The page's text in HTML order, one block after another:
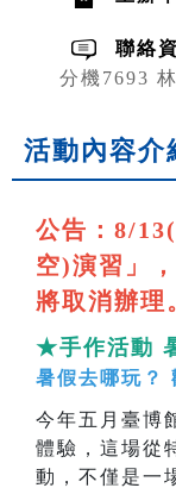
聯絡
分機7693
活動內容介
公告：8/
空)演習」
將取消辦理
★手作活動
暑假去哪玩？
今年五月臺博
體驗，這場從
動，不僅是一